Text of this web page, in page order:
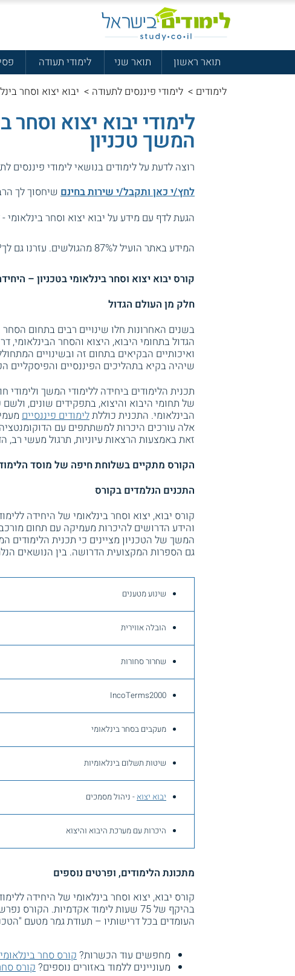
תואר ראשון תואר שני לימודי תעודה
לימודים > לימודי פיננסים לתעודה > יבוא יצוא וסחר
לימודי יבוא יצוא וסחר
המשך טכניון
רוצה לדעת על לימודים בנושאי לימודי פיננסים
לחץ/י כאן ותקבל/י שירות בחינם שיחסוך לך
הגעת לדף עם מידע על יבוא יצוא וסחר בינלאומי -
המידע באתר הועיל ל87% מהגולשים.
עזרנו גם
קורס יבוא יצוא וסחר בינלאומי בטכניון –
חלק מן העולם הגדול
בשנים האחרונות חלו שינויים רבים בתחום
הגדול בתחומי היבוא, היצוא והסחר הבינלאומי,
ואיכותיים הבקיאים בתחום זה ובשינויים
שיהיה בקיא בתהליכים הפיננסיים והפיסקליים
תכנית הלימודים ביחידה ללימודי המשך
של תחומי היבוא והיצוא, בתפקידים שונים,
הבינלאומי. התכנית כוללתלימודים פיננסיים
אלה עורכים היכרות למשתתפים עם
זאת באמצעות הרצאות עיוניות, תרגול מעשי רב,
הקורס מתקיים בשלוחת חיפה של מוסד
התכנים הנלמדים בקורס
קורס יבוא, יצוא וסחר בינלאומי של היחידה
והידע הדרושים להיכרות מעמיקה עם תחום
המשך של הטכניון מציינים כי תכנית הלימודים
גם הספרות המקצועית הדרושה. בין הנושאים
שינוע מטענים
הובלה אווירית
שחרור סחורות
IncoTerms2000
מעקבים בסחר בינלאומי
שיטות תשלום בינלאומיות
יבוא יצוא - ניהול מסמכים
היכרות עם מערכת היבוא והיצוא
מתכונת הלימודים, ופרטים נוספים
קורס יבוא, יצוא וסחר בינלאומי של היחידה
בהיקף של 75 שעות לימוד אקדמיות.
העומדים בכל דרישותיו – תעודת גמר מטעם
מחפשים עוד הכשרות?קורס סחר
מעוניינים ללמוד באזורים נוספים?קורס